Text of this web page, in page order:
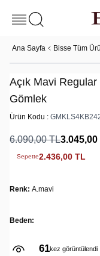
Ana Sayfa Bisse Tüm
Açık Mavi
Gömlek
Ürün Kodu :
6.090,00TL3.045,00
Sepette2.436,00 TL
Renk: A.mavi
Beden:
61kez görüntülendi